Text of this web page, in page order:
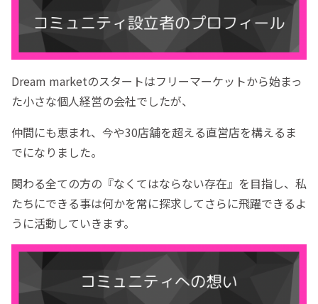
Dream marketのスタートはフリーマーケットから始まっ
た小さな個人経営の会社でしたが、
仲間にも恵まれ、今や30店舗を超える直営店を構えるま
でになりました。
関わる全ての方の『なくてはならない存在』を目指し、私
たちにできる事は何かを常に探求してさらに飛躍できるよ
うに活動していきます。